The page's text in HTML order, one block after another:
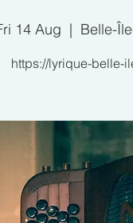
14 Aug
  |
Belle-
https://lyrique-belle-